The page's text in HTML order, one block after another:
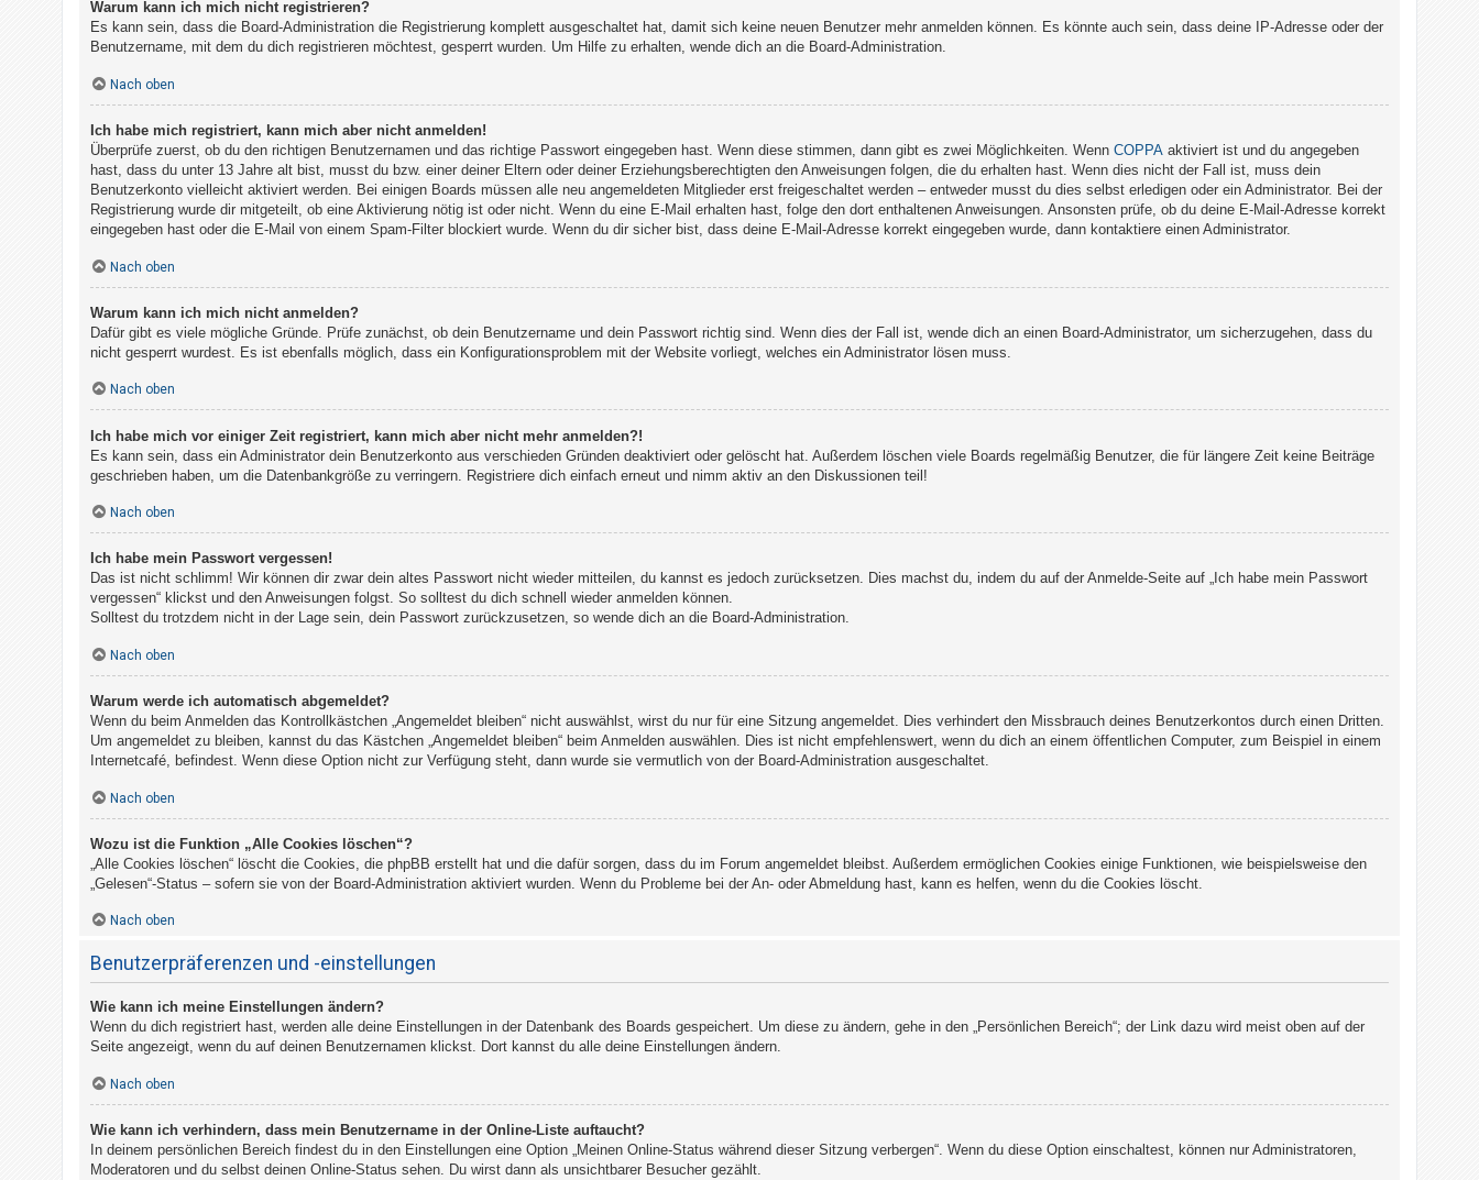
Warum kann ich mich nicht registrieren?
Es kann sein, dass die Board-Administration die Registrierung komplett ausgeschaltet hat, damit sich keine neuen Benutzer mehr anmelden können. Es könnte auch sein, dass deine IP-Adresse oder der
Benutzername, mit dem du dich registrieren möchtest, gesperrt wurden. Um Hilfe zu erhalten, wende dich an die Board-Administration.
Nach oben
Ich habe mich registriert, kann mich aber nicht anmelden!
Überprüfe zuerst, ob du den richtigen Benutzernamen und das richtige Passwort eingegeben hast. Wenn diese stimmen, dann gibt es zwei Möglichkeiten. Wenn COPPA aktiviert ist und du angegeben
hast, dass du unter 13 Jahre alt bist, musst du bzw. einer deiner Eltern oder deiner Erziehungsberechtigten den Anweisungen folgen, die du erhalten hast. Wenn dies nicht der Fall ist, muss dein
Benutzerkonto vielleicht aktiviert werden. Bei einigen Boards müssen alle neu angemeldeten Mitglieder erst freigeschaltet werden – entweder musst du dies selbst erledigen oder ein Administrator. Bei der
Registrierung wurde dir mitgeteilt, ob eine Aktivierung nötig ist oder nicht. Wenn du eine E-Mail erhalten hast, folge den dort enthaltenen Anweisungen. Ansonsten prüfe, ob du deine E-Mail-Adresse korrekt
eingegeben hast oder die E-Mail von einem Spam-Filter blockiert wurde. Wenn du dir sicher bist, dass deine E-Mail-Adresse korrekt eingegeben wurde, dann kontaktiere einen Administrator.
Nach oben
Warum kann ich mich nicht anmelden?
Dafür gibt es viele mögliche Gründe. Prüfe zunächst, ob dein Benutzername und dein Passwort richtig sind. Wenn dies der Fall ist, wende dich an einen Board-Administrator, um sicherzugehen, dass du
nicht gesperrt wurdest. Es ist ebenfalls möglich, dass ein Konfigurationsproblem mit der Website vorliegt, welches ein Administrator lösen muss.
Nach oben
Ich habe mich vor einiger Zeit registriert, kann mich aber nicht mehr anmelden?!
Es kann sein, dass ein Administrator dein Benutzerkonto aus verschieden Gründen deaktiviert oder gelöscht hat. Außerdem löschen viele Boards regelmäßig Benutzer, die für längere Zeit keine Beiträge
geschrieben haben, um die Datenbankgröße zu verringern. Registriere dich einfach erneut und nimm aktiv an den Diskussionen teil!
Nach oben
Ich habe mein Passwort vergessen!
Das ist nicht schlimm! Wir können dir zwar dein altes Passwort nicht wieder mitteilen, du kannst es jedoch zurücksetzen. Dies machst du, indem du auf der Anmelde-Seite auf „Ich habe mein Passwort
vergessen“ klickst und den Anweisungen folgst. So solltest du dich schnell wieder anmelden können.
Solltest du trotzdem nicht in der Lage sein, dein Passwort zurückzusetzen, so wende dich an die Board-Administration.
Nach oben
Warum werde ich automatisch abgemeldet?
Wenn du beim Anmelden das Kontrollkästchen „Angemeldet bleiben“ nicht auswählst, wirst du nur für eine Sitzung angemeldet. Dies verhindert den Missbrauch deines Benutzerkontos durch einen Dritten.
Um angemeldet zu bleiben, kannst du das Kästchen „Angemeldet bleiben“ beim Anmelden auswählen. Dies ist nicht empfehlenswert, wenn du dich an einem öffentlichen Computer, zum Beispiel in einem
Internetcafé, befindest. Wenn diese Option nicht zur Verfügung steht, dann wurde sie vermutlich von der Board-Administration ausgeschaltet.
Nach oben
Wozu ist die Funktion „Alle Cookies löschen“?
„Alle Cookies löschen“ löscht die Cookies, die phpBB erstellt hat und die dafür sorgen, dass du im Forum angemeldet bleibst. Außerdem ermöglichen Cookies einige Funktionen, wie beispielsweise den
„Gelesen“-Status – sofern sie von der Board-Administration aktiviert wurden. Wenn du Probleme bei der An- oder Abmeldung hast, kann es helfen, wenn du die Cookies löscht.
Nach oben
Benutzerpräferenzen und -einstellungen
Wie kann ich meine Einstellungen ändern?
Wenn du dich registriert hast, werden alle deine Einstellungen in der Datenbank des Boards gespeichert. Um diese zu ändern, gehe in den „Persönlichen Bereich“; der Link dazu wird meist oben auf der
Seite angezeigt, wenn du auf deinen Benutzernamen klickst. Dort kannst du alle deine Einstellungen ändern.
Nach oben
Wie kann ich verhindern, dass mein Benutzername in der Online-Liste auftaucht?
In deinem persönlichen Bereich findest du in den Einstellungen eine Option „Meinen Online-Status während dieser Sitzung verbergen“. Wenn du diese Option einschaltest, können nur Administratoren,
Moderatoren und du selbst deinen Online-Status sehen. Du wirst dann als unsichtbarer Besucher gezählt.